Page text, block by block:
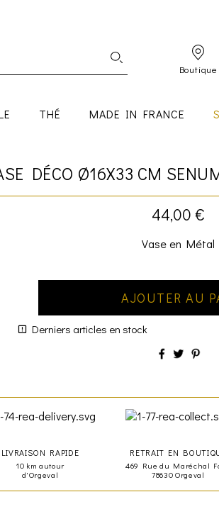
Boutique
THÉ MADE IN FRANCE
DÉCO Ø16X33 CM
44,00 €
Vase en Métal
AJOUTER AU
Derniers articles en stock
LIVRAISON RAPIDE
10 km autour
d'Orgeval
RETRAIT EN
469 Rue du Maréchal
78630 Orgeval